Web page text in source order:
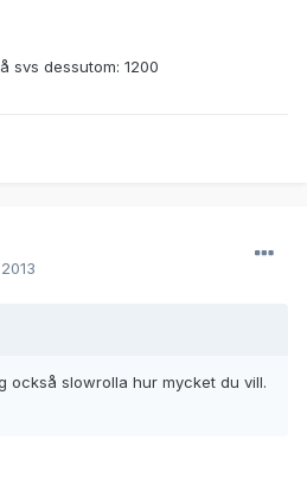
svs dessutom: 1200
också slowrolla hur mycket du vill.